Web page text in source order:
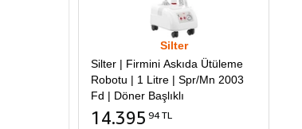
Silter
Silter | Firmini Askıda Ütüleme
Robotu | 1 Litre | Spr/Mn 2003
Fd | Döner Başlıklı
14.395 94 TL